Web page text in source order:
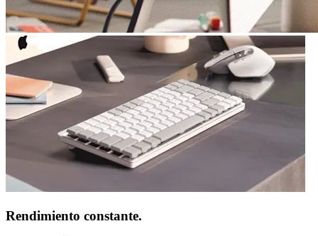
Rendimiento constante.